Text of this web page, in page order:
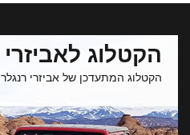
הקטלוג לאביזרי JK+JL+JT
הקטלוג המתעדכן של אביזרי רנגלר JK+JL+JT